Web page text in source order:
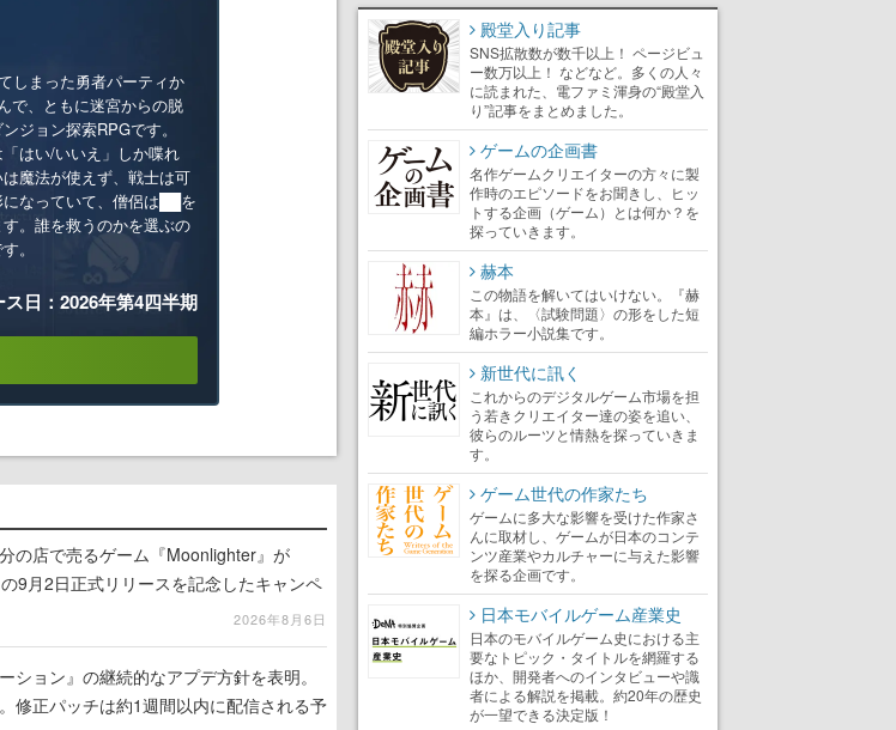
しまった勇者パーティか
で、ともに迷宮からの脱
ジョン探索RPGです。
はい/いいえ」しか喋れ
魔法が使えず、戦士は可
なっていて、僧侶は██を
。誰を救うのかを選ぶの
。
ス日：2026年第4四半期
の店で売るゲーム『Moonlighter』が
9月2日正式リリースを記念したキャンペ
2026年8月6日
ョン』の継続的なアプデ方針を表明。
修正パッチは約1週間以内に配信される予
殿堂入り記事
SNS拡散数が数千以上！ ページビュ
ー数万以上！ などなど。多くの人々
に読まれた、電ファミ渾身の“殿堂入
り”記事をまとめました。
ゲームの企画書
名作ゲームクリエイターの方々に製
作時のエピソードをお聞きし、ヒッ
トする企画（ゲーム）とは何か？を
探っていきます。
赫本
この物語を解いてはいけない。『赫
本』は、〈試験問題〉の形をした短
編ホラー小説集です。
新世代に訊く
これからのデジタルゲーム市場を担
う若きクリエイター達の姿を追い、
彼らのルーツと情熱を探っていきま
す。
ゲーム世代の作家たち
ゲームに多大な影響を受けた作家さ
んに取材し、ゲームが日本のコンテ
ンツ産業やカルチャーに与えた影響
を探る企画です。
日本モバイルゲーム産業史
日本のモバイルゲーム史における主
要なトピック・タイトルを網羅する
ほか、開発者へのインタビューや識
者による解説を掲載。約20年の歴史
が一望できる決定版！